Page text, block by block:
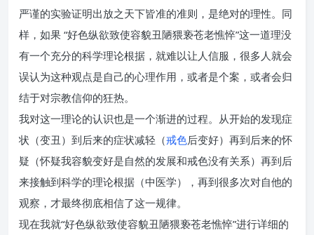
严谨的实验证明出放之天下皆准的准则，是绝对的理性。同
样，如果 “好色纵欲致使容貌丑陋猥亵苍老憔悴”这一道理没
有一个充分的科学理论根据，就难以让人信服，很多人就会
误认为这种观点是自己的心理作用，或者是个案，或者会归
结于对宗教信仰的狂热。
我对这一理论的认识也是一个渐进的过程。从开始的发现症
状（变丑）到后来的症状减轻（戒色后变好）再到后来的怀
疑（怀疑我容貌变好是自然的发展和戒色没有关系）再到后
来接触到科学的理论根据（中医学），再到很多次对自他的
观察，才最终彻底相信了这一规律。
现在我就“好色纵欲致使容貌丑陋猥亵苍老憔悴”进行详细的